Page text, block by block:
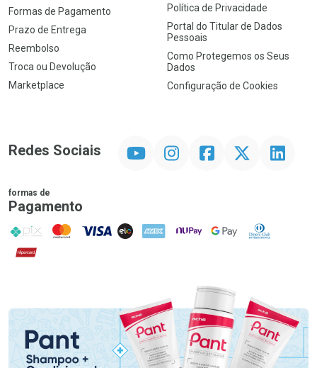
Formas de Pagamento
Prazo de Entrega
Reembolso
Troca ou Devolução
Marketplace
Política de Privacidade
Portal do Titular de Dados
Pessoais
Como Protegemos os Seus
Dados
Configuração de Cookies
Redes Sociais InstagramFacebookTwitter Linkedin
formas de
Pagamento
PIX MasterCard
VISA ELO AMEX NuPay Google PayDiners Club
Hipercard
Promoção em Destaque